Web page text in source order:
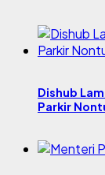
Dishub
Parkir